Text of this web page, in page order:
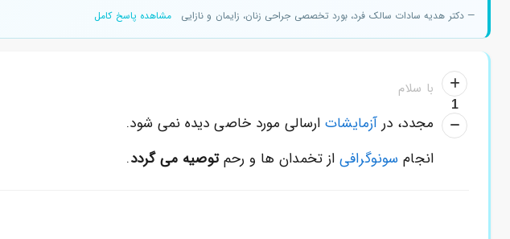
— دکتر هدیه سادات سالک فرد، بورد تخصصی جراحی زنان، زایمان و نازایی مشاهده پاسخ کامل
1
با سلام
مجدد، در آزمایشاتارسالی مورد خاصی دیده نمی شود.
انجام سونوگرافیاز تخمدان ها و رحمتوصیه می گردد.